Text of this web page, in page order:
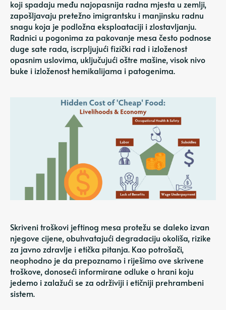
koji spadaju među najopasnija radna mjesta u zemlji,
zapošljavaju pretežno imigrantsku i manjinsku radnu
snagu koja je podložna eksploataciji i zlostavljanju.
Radnici u pogonima za pakovanje mesa često podnose
duge sate rada, iscrpljujući fizički rad i izloženost
opasnim uslovima, uključujući oštre mašine, visok nivo
buke i izloženost hemikalijama i patogenima.
Skriveni troškovi jeftinog mesa protežu se daleko izvan
njegove cijene, obuhvatajući degradaciju okoliša, rizike
za javno zdravlje i etička pitanja. Kao potrošači,
neophodno je da prepoznamo i riješimo ove skrivene
troškove, donoseći informirane odluke o hrani koju
jedemo i zalažući se za održiviji i etičniji prehrambeni
sistem.